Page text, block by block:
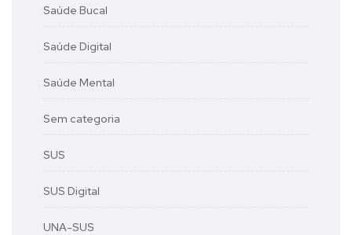
Saúde Bucal
Saúde Digital
Saúde Mental
Sem categoria
SUS
SUS Digital
UNA-SUS